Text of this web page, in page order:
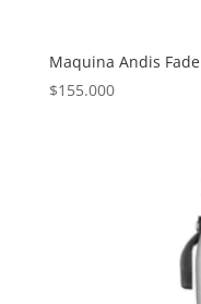
Maquina Andis Fade
$155.000